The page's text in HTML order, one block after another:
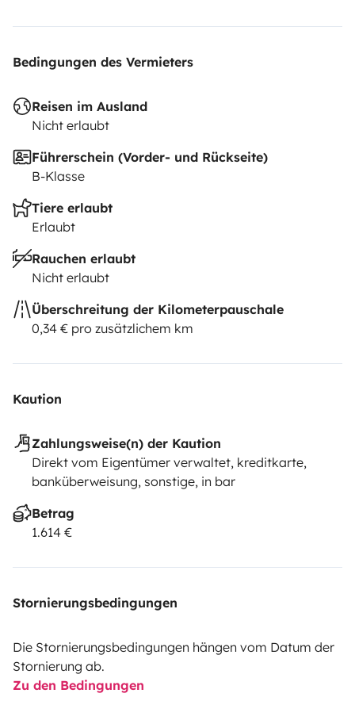
Bedingungen des Vermieters
Reisen im Ausland
Nicht erlaubt
Führerschein (Vorder- und Rückseite)
B-Klasse
Tiere erlaubt
Erlaubt
Rauchen erlaubt
Nicht erlaubt
Überschreitung der Kilometerpauschale
0,34 € pro zusätzlichem km
Kaution
Zahlungsweise(n) der Kaution
Direkt vom Eigentümer verwaltet, kreditkarte,
banküberweisung, sonstige, in bar
Betrag
1.614 €
Stornierungsbedingungen
Die Stornierungsbedingungen hängen vom Datum der
Stornierung ab.
Zu den Bedingungen